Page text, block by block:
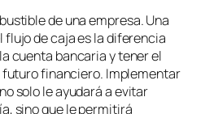
de una empresa. Una
flujo de caja es la diferencia
cuenta bancaria y tener el
financiero. Implementar
solo le ayudará a evitar
sino que le permitirá